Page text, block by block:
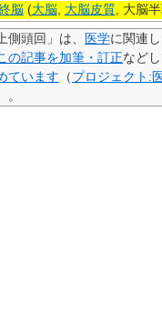
脳(大脳, 大脳皮質, 大脳
上側頭回 」は、 医学に関連し
の記事を加筆・訂正など
ています （プロジェクト:
。